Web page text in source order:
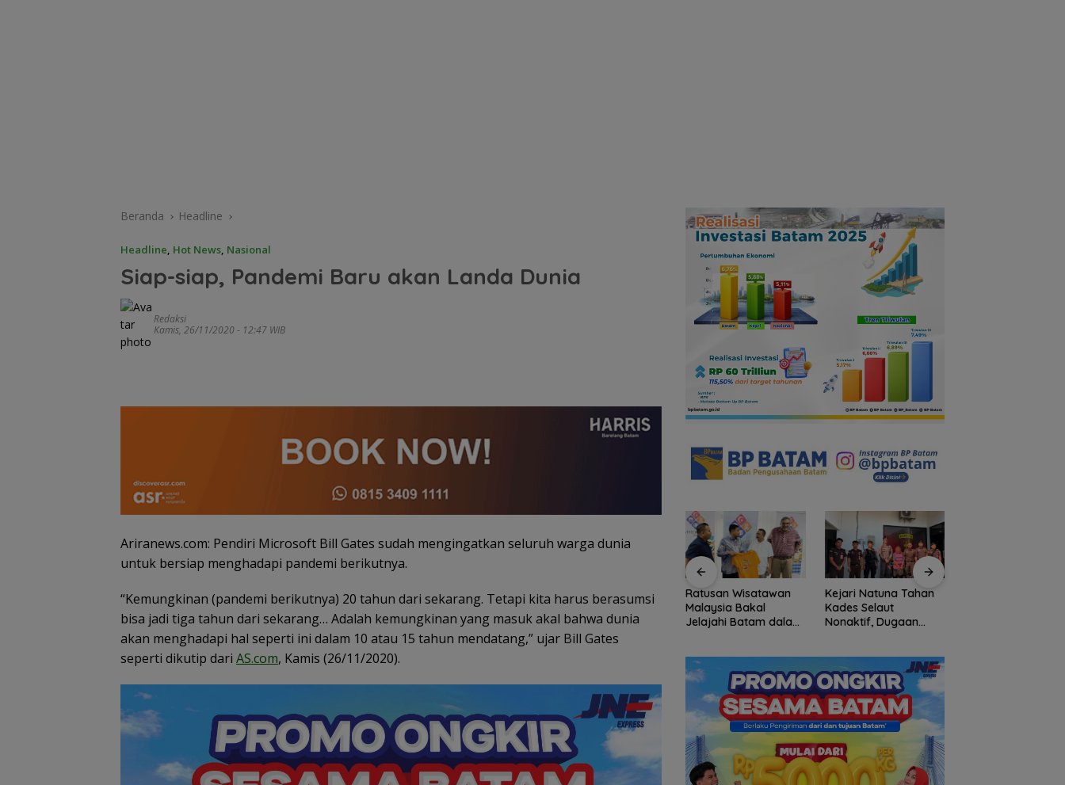
Beranda Headline
Headline, Hot News, Nasional
Siap-siap, Pandemi Baru akan Landa Dunia
Redaksi
Kamis, 26/11/2020 - 12:47 WIB
Ariranews.com: Pendiri Microsoft Bill Gates sudah mengingatkan seluruh warga dunia
untuk bersiap menghadapi pandemi berikutnya.
“Kemungkinan (pandemi berikutnya) 20 tahun dari sekarang. Tetapi kita harus berasumsi
bisa jadi tiga tahun dari sekarang… Adalah kemungkinan yang masuk akal bahwa dunia
akan menghadapi hal seperti ini dalam 10 atau 15 tahun mendatang,” ujar Bill Gates
seperti dikutip dari AS.com, Kamis (26/11/2020).
Gelombang Mundur
dari PWI Kepri
Berlanjut, Socrates
Ketua Pertama
Periode 2004–2008
Ikut Tinggalkan
BP Batam Perkuat
Transparansi Layanan
Pertanahan, Alokasi
Tanah Reguler Segera
Konjen RI Johor
Dukung Penuh Family
Rally Wisata dan
International Soccer
Ratusan Wisatawan
Malaysia Bakal
Jelajahi Batam dalam
Kejari Natuna Tahan
Kades Selaut
Nonaktif, Dugaan
Rp533 Juta